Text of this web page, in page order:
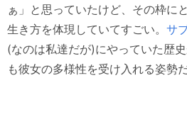
ぁ」と思っていたけど、その枠に
生き方を体現していてすごい。 サ
(なのは私達だが)にやっていた歴
も彼女の多様性を受け入れる姿勢